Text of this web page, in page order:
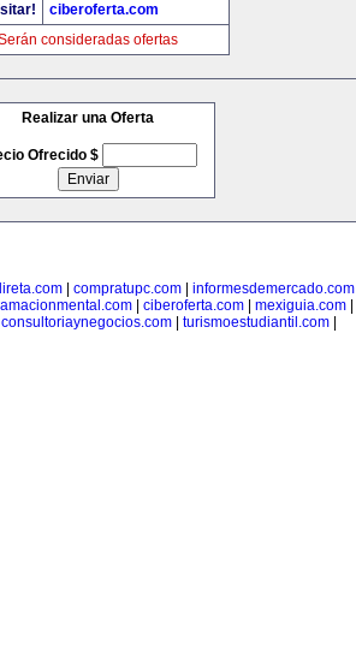
ciberoferta.com
consideradas ofertas
Realizar una Oferta
Ofrecido $
| compratupc.com| informesdemercado.com
| ciberoferta.com| mexiguia.com|
consultoriaynegocios.com turismoestudiantil.com